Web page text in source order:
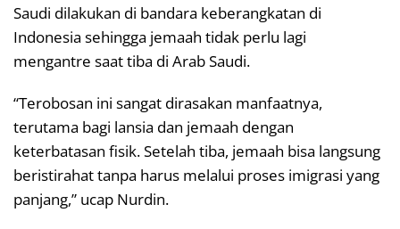
Saudi dilakukan di bandara keberangkatan di
Indonesia sehingga jemaah tidak perlu lagi
mengantre saat tiba di Arab Saudi.
“Terobosan ini sangat dirasakan manfaatnya,
terutama bagi lansia dan jemaah dengan
keterbatasan fisik. Setelah tiba, jemaah bisa langsung
beristirahat tanpa harus melalui proses imigrasi yang
panjang,” ucap Nurdin.